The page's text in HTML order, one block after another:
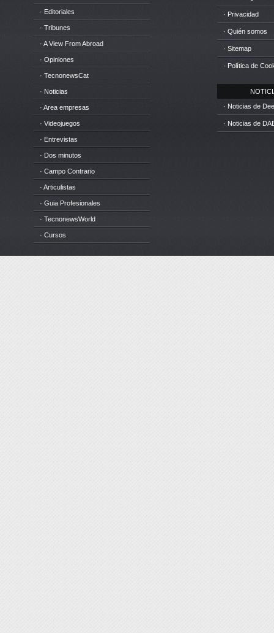
· Editoriales
· Tribunes
· A View From Abroad
· Opiniones
· TecnonewsCat
· Noticias
· Area empresas
· Videojuegos
· Entrevistas
· Dos minutos
· Campo Contrario
· Articulistas
· Guia Profesionales
· TecnonewsWorld
· Cursos
· Privacidad
· Quién somos
· Sitemap
· Política de
· Noticias de
· Noticias de